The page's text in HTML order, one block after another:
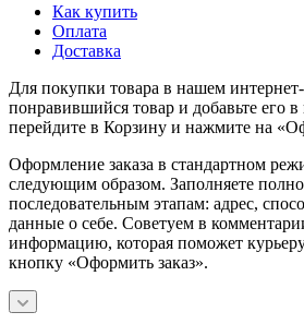
Как купить
Оплата
Доставка
Для покупки товара в нашем
понравившийся товар и добавьте его в
перейдите в Корзину и нажмите на
Оформление заказа в стандартном
следующим образом. Заполняете
последовательным этапам: адрес,
данные о себе. Советуем в
информацию, которая поможет
кнопку «Оформить заказ».